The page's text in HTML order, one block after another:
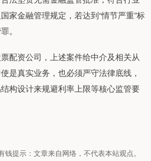
家金融管理规定，若达到“情节严重”标
。
配资公司，上述案件给中介及相关从
是真实业务，也必须严守法律底线，
构设计来规避利率上限等核心监管要
钱提示：文章来自网络，不代表本站观点。